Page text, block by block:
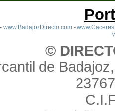
www.BadajozDirecto.com-
©
de